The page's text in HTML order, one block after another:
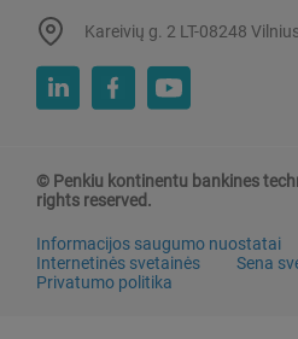
Kareivių g. 2 LT-08248
© Penkiu kontinentu bankines
rights reserved.
Informacijos saugumo nuostatai
Internetinės svetainės
Sena
Privatumo politika